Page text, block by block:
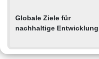
Globale Ziele für
nachhaltige Entwicklung